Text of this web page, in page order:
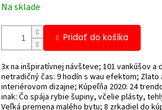
cena:
Na sklade
Pridať do košíka
3x na inšpiratívnej návšteve; 101 vankúšov a
netradičný čas: 9 hodín s wau efektom;
interiérovom dizajne; Kúpeľňa 2020: 24
inak: Čo spája rybie šupiny, včelie plásty,
Veľká premena malého bytu; 8 zrkadiel do